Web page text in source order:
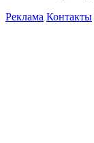
Реклама Контакты